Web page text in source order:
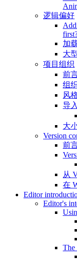
逻辑偏好
加
大
项目组织
前
组
风
导入
大
Version
前
从
在
Editor
Editor's
The